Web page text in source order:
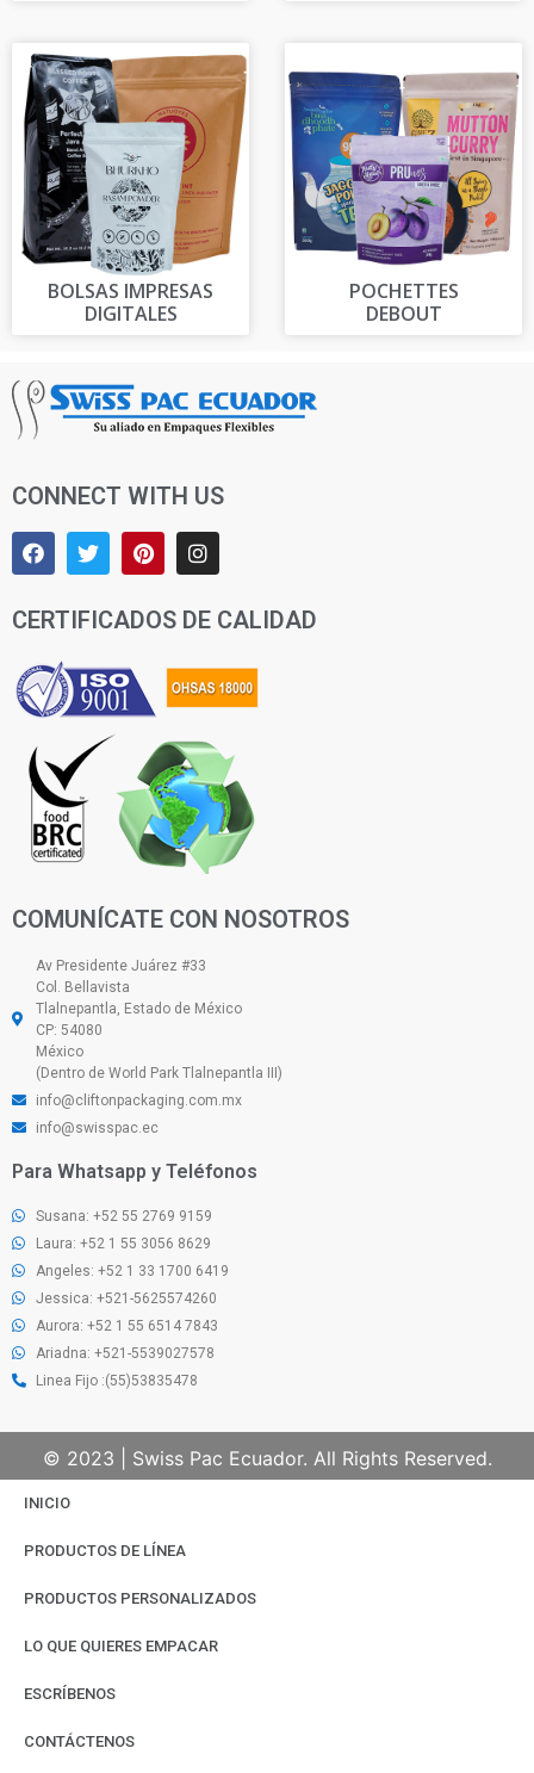
BOLSAS IMPRESAS
DIGITALES
POCHETTES
DEBOUT
CONNECT WITH US
CERTIFICADOS DE CALIDAD
COMUNÍCATE CON NOSOTROS
Av Presidente Juárez #33
Col. Bellavista
Tlalnepantla, Estado de México
CP: 54080
México
(Dentro de World Park Tlalnepantla III)
info@cliftonpackaging.com.mx
info@swisspac.ec
Para Whatsapp y Teléfonos
Susana: +52 55 2769 9159
Laura: +52 1 55 3056 8629
Angeles: +52 1 33 1700 6419
Jessica: +521-5625574260
Aurora: +52 1 55 6514 7843
Ariadna: +521-5539027578
Linea Fijo :(55)53835478
INICIO
PRODUCTOS DE LÍNEA
PRODUCTOS PERSONALIZADOS
LO QUE QUIERES EMPACAR
ESCRÍBENOS
CONTÁCTENOS
© 2023 | Swiss Pac Ecuador. All Rights Reserved.